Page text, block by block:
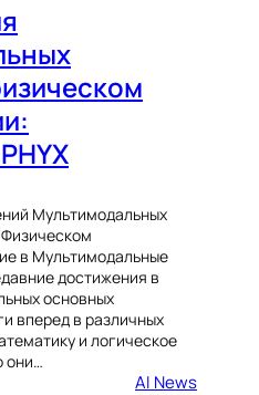
Мультимодальных
в Мультимодальные
достижения в
основных
вперед в различных
и логическое
они…
AI News